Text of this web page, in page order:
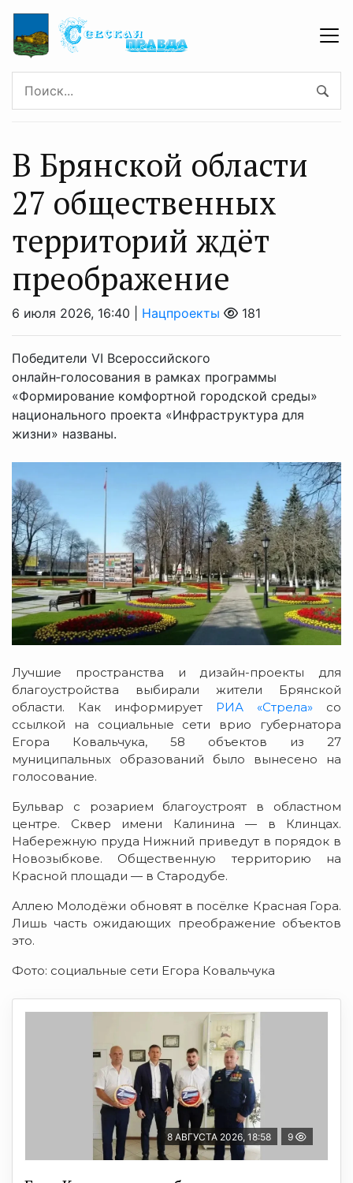
В Брянской области
27 общественных
территорий ждёт
преображение
6 июля 2026, 16:40 | Нацпроекты 181
Победители VI Всероссийского
онлайн‑голосования в рамках программы
«Формирование комфортной городской среды»
национального проекта «Инфраструктура для
жизни» названы.
Лучшие пространства и дизайн-проекты для
благоустройства выбирали жители Брянской
области. Как информирует РИА «Стрела» со
ссылкой на социальные сети врио губернатора
Егора Ковальчука, 58 объектов из 27
муниципальных образований было вынесено на
голосование.
Бульвар с розарием благоустроят в областном
центре. Сквер имени Калинина — в Клинцах.
Набережную пруда Нижний приведут в порядок в
Новозыбкове. Общественную территорию на
Красной площади — в Стародубе.
Аллею Молодёжи обновят в посёлке Красная Гора.
Лишь часть ожидающих преображение объектов
это.
Фото: социальные сети Егора Ковальчука
8 АВГУСТА 2026, 18:58 9